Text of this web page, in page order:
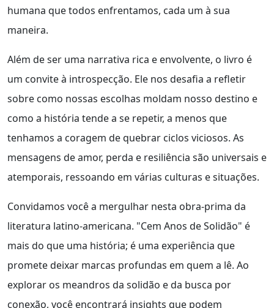
humana que todos enfrentamos, cada um à sua
maneira.
Além de ser uma narrativa rica e envolvente, o livro é
um convite à introspecção. Ele nos desafia a refletir
sobre como nossas escolhas moldam nosso destino e
como a história tende a se repetir, a menos que
tenhamos a coragem de quebrar ciclos viciosos. As
mensagens de amor, perda e resiliência são universais e
atemporais, ressoando em várias culturas e situações.
Convidamos você a mergulhar nesta obra-prima da
literatura latino-americana. "Cem Anos de Solidão" é
mais do que uma história; é uma experiência que
promete deixar marcas profundas em quem a lê. Ao
explorar os meandros da solidão e da busca por
conexão, você encontrará insights que podem